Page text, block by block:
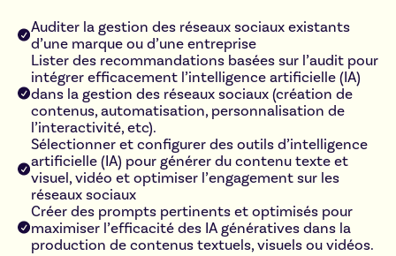
Auditer la gestion des réseaux sociaux existants
d’une marque ou d’une entreprise
Lister des recommandations basées sur l’audit pour
intégrer efficacement l’intelligence artificielle (IA)
dans la gestion des réseaux sociaux (création de
contenus, automatisation, personnalisation de
l’interactivité, etc).
Sélectionner et configurer des outils d’intelligence
artificielle (IA) pour générer du contenu texte et
visuel, vidéo et optimiser l’engagement sur les
réseaux sociaux
Créer des prompts pertinents et optimisés pour
maximiser l’efficacité des IA génératives dans la
production de contenus textuels, visuels ou vidéos.